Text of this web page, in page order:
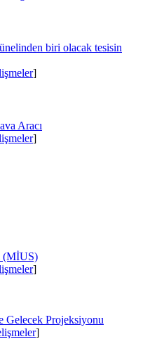
biri olacak tesisin
]
Aracı
]
(MİUS)
]
Gelecek Projeksiyonu
]